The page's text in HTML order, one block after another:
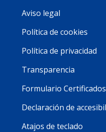
Aviso legal
Política de cookies
Política de privacidad
Transparencia
Formulario
Declaración de
Atajos de teclado